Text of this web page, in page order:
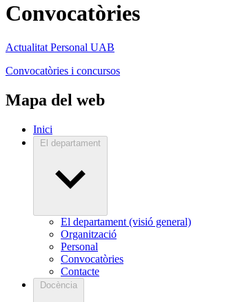
Convocatòries
Actualitat Personal UAB
Convocatòries i concursos
Mapa del web
Inici
El departament
El departament (visió general)
Organització
Personal
Convocatòries
Contacte
Docència